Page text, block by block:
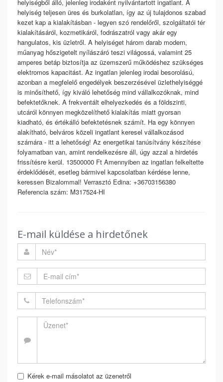
helyiségből álló, jelenleg irodaként nyilvántartott ingatlant. A
helyiség teljesen üres és burkolatlan, így az új tulajdonos szabad
kezet kap a kialakításban - legyen szó rendelőről, szolgáltatói tér
kialakításáról, kozmetikáról, fodrászatról vagy akár egy
hangulatos, kis üzletről. A helyiséget három darab modern,
műanyag hőszigetelt nyílászáró teszi világossá, valamint 25
amperes betáp biztosítja az üzemszerű működéshez szükséges
elektromos kapacitást. Az ingatlan jelenleg irodai besorolású,
azonban a megfelelő engedélyek beszerzésével üzlethelyiséggé
is minősíthető, így kiváló lehetőség mind vállalkozóknak, mind
befektetőknek. A frekventált elhelyezkedés és a földszinti,
utcáról könnyen megközelíthető kialakítás miatt gyorsan
kiadható, és értékálló befektetésnek számít. Ha egy könnyen
alakítható, belváros közeli ingatlant keresel vállalkozásod
számára - itt a lehetőség! Az energetikai tanúsítvány készítése
folyamatban van, amint rendelkezésre áll, úgy azzal a hirdetés
frissítésre kerül. 13500000 Ft Amennyiben az ingatlan felkeltette
érdeklődését, esetleg bármivel kapcsolatban kérdése lenne,
keressen Bizalommal! Verrasztó Edina: +36703156380
Referencia szám: M317524-HI
E-mail küldése a hirdetőnek
Kérek e-mail másolatot az üzenetről